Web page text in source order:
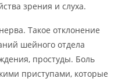
зрения и слуха.
Такое отклонение
шейного отдела
простуды. Боль
приступами, которые